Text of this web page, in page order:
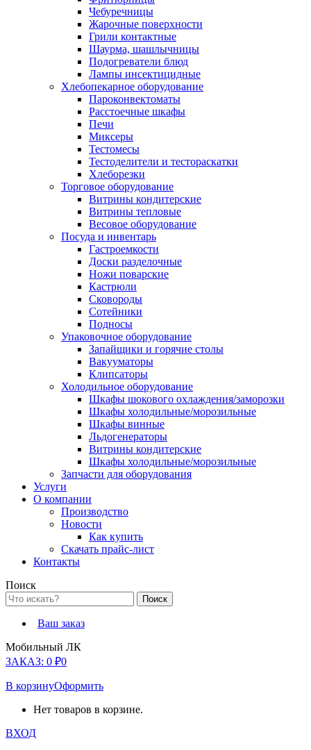
Чебуречницы
Жарочные поверхности
Грили контактные
Шаурма, шашлычницы
Подогреватели блюд
Лампы инсектицидные
Хлебопекарное оборудование
Пароконвектоматы
Расстоечные шкафы
Печи
Миксеры
Тестомесы
Тестоделители и тестораскатки
Хлеборезки
Торговое оборудование
Витрины кондитерские
Витрины тепловые
Весовое оборудование
Посуда и инвентарь
Гастроемкости
Доски разделочные
Ножи поварские
Кастрюли
Сковороды
Сотейники
Подносы
Упаковочное оборудование
Запайщики и горячие столы
Вакууматоры
Клипсаторы
Холодильное оборудование
Шкафы шокового охлаждения/заморозки
Шкафы холодильные/морозильные
Шкафы винные
Льдогенераторы
Витрины кондитерские
Шкафы холодильные/морозильные
Запчасти для оборудования
Услуги
О компании
Производство
Новости
Как купить
Скачать прайс-лист
Контакты
Поиск
Ваш заказ
Мобильный ЛК
ЗАКАЗ: 0 ₽0
В корзинуОформить
Нет товаров в корзине.
ВХОД